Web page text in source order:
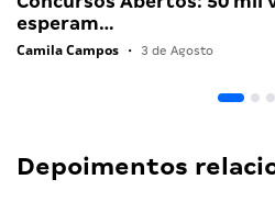
esperam…
Camila Campos • 3 de Agosto
Depoimentos